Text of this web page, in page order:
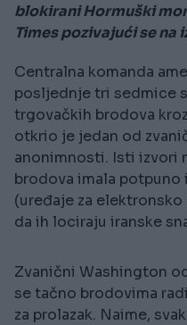
blokirani Hormuški
Times pozivajući se na
Centralna komanda
posljednje tri sedmice
trgovačkih brodova
otkrio je jedan od
anonimnosti. Isti izvori
brodova imala
(uređaje za
da ih lociraju iranske
Zvanični Washington
se tačno brodovima
za prolazak. Naime,